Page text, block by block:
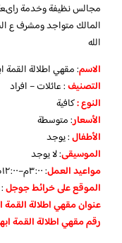
مجالس نظيفة وخدمة
المالك متواجد ومشرف ع
الله
الاسم: مقهي اطلالة القمة
التصنيف: عائلات – افراد
النوع :كافية
الأسعار:متوسطة
الأطفال:يوجد
الموسيقى:لا يوجد
مواعيد العمل: ٣:٠٠م–١٢:٠٠ص
الموقع على خرائط جوجل
عنوان مقهي اطلالة القمة
رقم مقهي اطلالة القمة